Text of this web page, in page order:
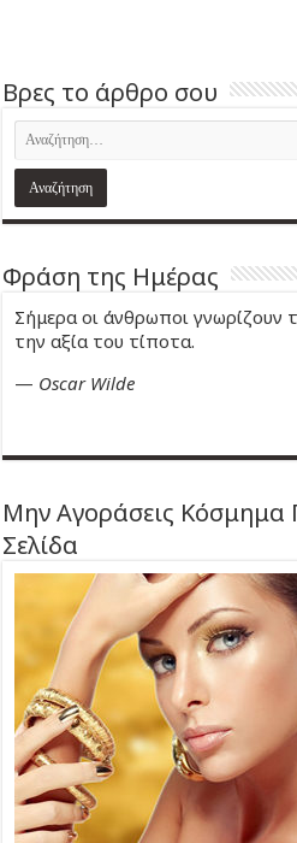
Βρες το άρθρο σου
Φράση της Ημέρας
Σήμερα οι άνθρωποι γνωρίζουν
την αξία του τίποτα.
— Oscar Wilde
Μην Αγοράσεις Κόσμημα
Σελίδα